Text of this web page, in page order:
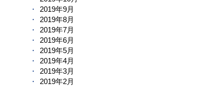
2019年9月
2019年8月
2019年7月
2019年6月
2019年5月
2019年4月
2019年3月
2019年2月